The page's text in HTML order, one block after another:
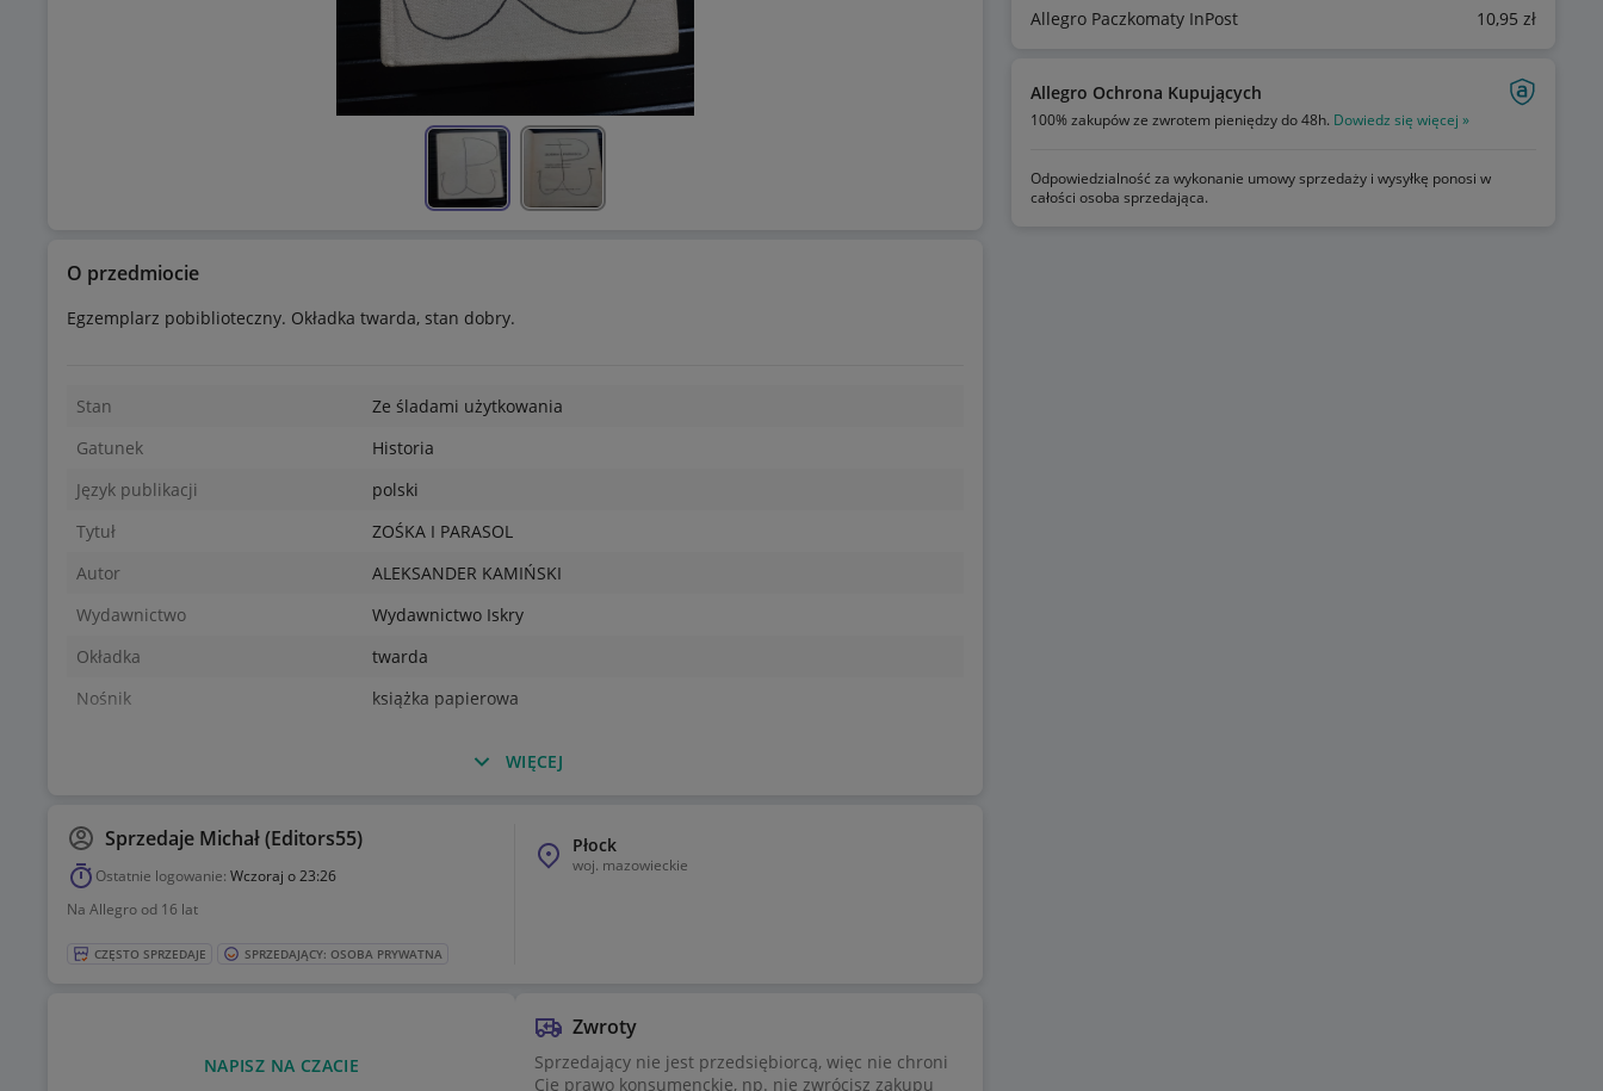
Allegro Paczkomaty InPost
10,95 zł
Allegro Ochrona Kupujących
100% zakupów ze zwrotem pieniędzy do 48h. Dowiedz się więcej »
Odpowiedzialność za wykonanie umowy sprzedaży i wysyłkę ponosi w
całości osoba sprzedająca.
O przedmiocie
Egzemplarz pobiblioteczny. Okładka twarda, stan dobry.
Stan
Ze śladami użytkowania
Gatunek
Historia
Język publikacji
polski
Tytuł
ZOŚKA I PARASOL
Autor
ALEKSANDER KAMIŃSKI
Wydawnictwo
Wydawnictwo Iskry
Okładka
twarda
Nośnik
książka papierowa
WIĘCEJ
Sprzedaje Michał (Editors55)
Ostatnie logowanie: Wczoraj o 23:26
Na Allegro od 16 lat
CZĘSTO SPRZEDAJE SPRZEDAJĄCY: OSOBA PRYWATNA
Płock
woj. mazowieckie
NAPISZ NA CZACIE
Zwroty
Sprzedający nie jest przedsiębiorcą, więc nie chroni
Cię prawo konsumenckie, np. nie zwrócisz zakupu